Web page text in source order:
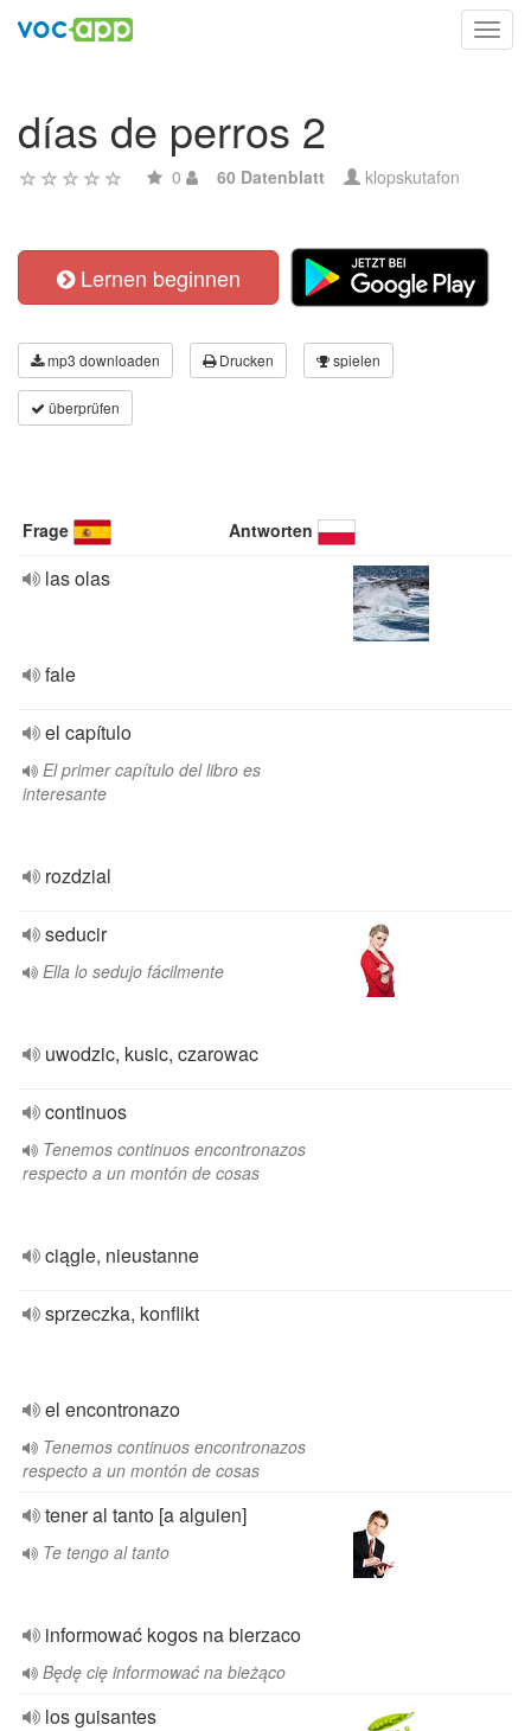
días de perros 2
0 60 Datenblatt klopskutafon
Lernen beginnen
mp3 downloaden Drucken spielen
überprüfen
Frage Antworten
las olas
fale
el capítulo
El primer capítulo del libro es
interesante
rozdzial
seducir
Ella lo sedujo fácilmente
uwodzic, kusic, czarowac
continuos
Tenemos continuos encontronazos
respecto a un montón de cosas
ciągle, nieustanne
sprzeczka, konflikt
el encontronazo
Tenemos continuos encontronazos
respecto a un montón de cosas
tener al tanto [a alguien]
Te tengo al tanto
informować kogos na bierzaco
Będę cię informować na bieżąco
los guisantes